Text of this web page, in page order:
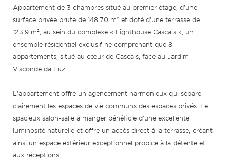
Appartement de 3 chambres situé au premier étage, d'une
surface privée brute de 148,70 m² et doté d'une terrasse de
123,9 m², au sein du complexe « Lighthouse Cascais », un
ensemble résidentiel exclusif ne comprenant que 8
appartements, situé au cœur de Cascais, face au Jardim
Visconde da Luz.
L'appartement offre un agencement harmonieux qui sépare
clairement les espaces de vie communs des espaces privés. Le
spacieux salon-salle à manger bénéficie d’une excellente
luminosité naturelle et offre un accès direct à la terrasse, créant
ainsi un espace extérieur exceptionnel propice à la détente et
aux réceptions.